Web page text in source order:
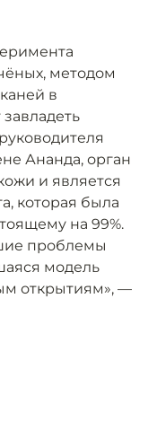
методом
в
Ананда, орган
и является
которая была
на 99%.
проблемы
модель
открытиям», —